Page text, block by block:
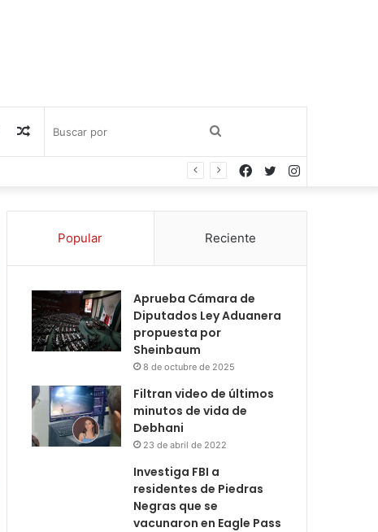
por
Publicación
Instagram
Twitter
Facebook
Popular Reciente
Aprueba Cámara de
Diputados Ley Aduanera
propuesta por
Sheinbaum
8 de octubre de 2025
Filtran video de últimos
minutos de vida de
Debhani
23 de abril de 2022
Investiga FBI a
residentes de Piedras
Negras que se
vacunaron en Eagle Pass